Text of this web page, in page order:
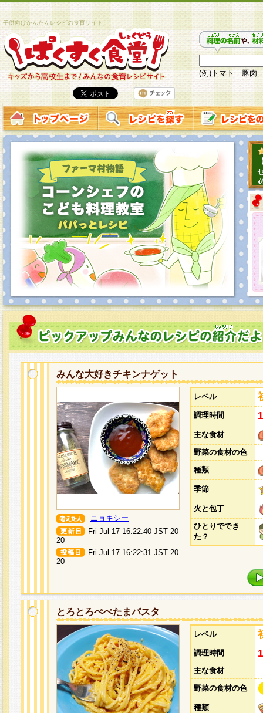
子供向けかんたんレシピの食育サイト
(例)トマト 豚肉
みんな大好きチキンナゲット
ニョキシー
Fri Jul 17 16:22:40 JST 20
20
Fri Jul 17 16:22:31 JST 20
20
レベル
調理時間
主な食材
野菜の食材の色
種類
季節
火と包丁
ひとりででき
た？
とろとろぺぺたまパスタ
レベル
調理時間
主な食材
野菜の食材の色
種類